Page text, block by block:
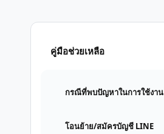
คู่มือช่วยเหลือ
กรณีที่พบปัญหาในการใช้งาน
โอนย้าย/สมัครบัญชี LINE